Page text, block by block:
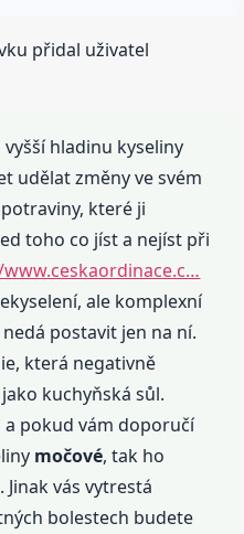
přidal uživatel
hladinu kyseliny
udělat změny ve svém
které ji
toho co jíst a nejíst při
ale komplexní
nedá postavit jen na ní.
která negativně
kuchyňská sůl.
pokud vám doporučí
močové, tak ho
vás vytrestá
bolestech budete